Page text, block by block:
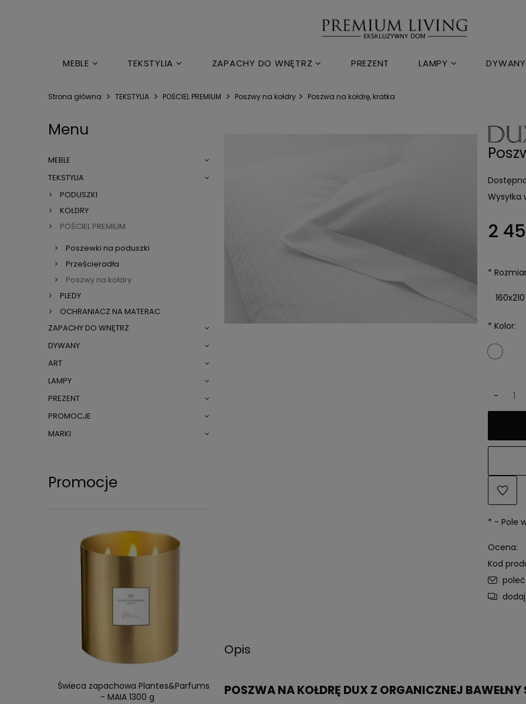
MEBLE TEKSTYLIA ZAPACHY DO WNĘTRZ PREZENT LAMPY DYWANY
MARKI
Strona główna TEKSTYLIA POŚCIEL PREMIUM Poszwy na kołdry Poszwa na kołdrę, kratka
Menu
MEBLE
TEKSTYLIA
PODUSZKI
KOŁDRY
POŚCIEL PREMIUM
Poszewki na poduszki
Prześcieradła
Poszwy na kołdry
PLEDY
OCHRANIACZ NA MATERAC
ZAPACHY DO WNĘTRZ
DYWANY
ART
LAMPY
PREZENT
PROMOCJE
MARKI
Promocje
Świeca zapachowa Plantes&Parfums
- MAIA 1300 g
DO KOSZYKA
Sofa Ritzy (ekspozycyjna)
DUXIANA Jetson Fullpad
czarny obrotowy
Wysyłka
2
*
* Kolor:
-
* - Pole
Ocena:
Kod
Opis
POSZWA NA KOŁDRĘ DUX Z ORGANICZNEJ